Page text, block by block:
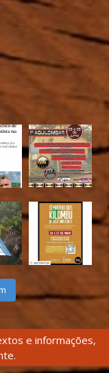
e informações,